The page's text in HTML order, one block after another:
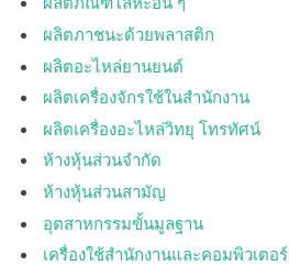
ผลิตภาชนะด้วยพลาสติก
ผลิตอะไหล่ยานยนต์
ผลิตเครื่องจักรใช้ในสำนักงาน
ผลิตเครื่องอะไหล่วิทยุ โทรทัศน์
ห้างหุ้นส่วนจำกัด
ห้างหุ้นส่วนสามัญ
อุตสาหกรรมขั้นมูลฐาน
เครื่องใช้สำนักงานและคอมพิวเตอร์